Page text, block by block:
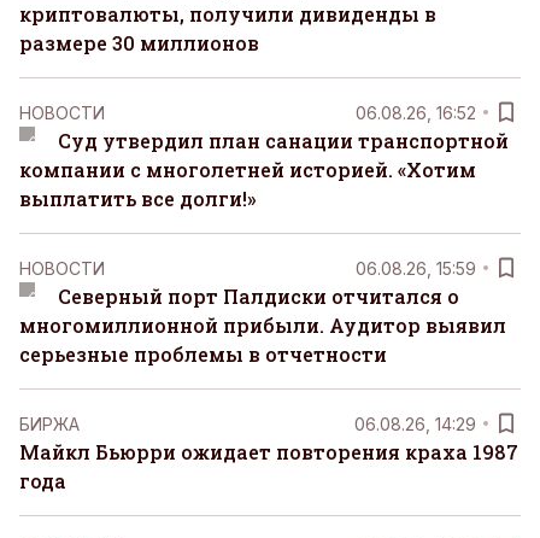
криптовалюты, получили дивиденды в
размере 30 миллионов
НОВОСТИ 06.08.26, 16:52
Суд утвердил план санации транспортной
компании с многолетней историей. «Хотим
выплатить все долги!»
НОВОСТИ 06.08.26, 15:59
Северный порт Палдиски отчитался о
многомиллионной прибыли. Аудитор выявил
серьезные проблемы в отчетности
БИРЖА 06.08.26, 14:29
Майкл Бьюрри ожидает повторения краха 1987
года